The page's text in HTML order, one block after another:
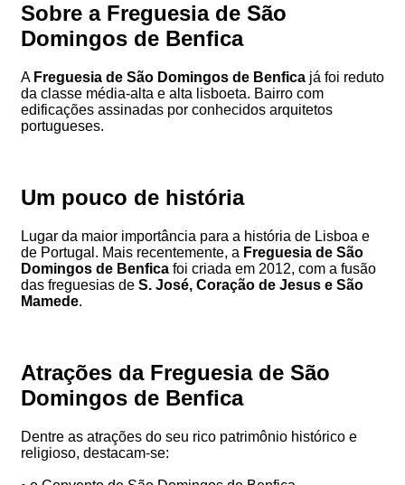
Sobre a Freguesia de São
Domingos de Benfica
A Freguesia de São Domingos de Benfica já foi reduto
da classe média-alta e alta lisboeta. Bairro com
edificações assinadas por conhecidos arquitetos
portugueses.
Um pouco de história
Lugar da maior importância para a história de Lisboa e
de Portugal. Mais recentemente, a Freguesia de São
Domingos de Benfica foi criada em 2012, com a fusão
das freguesias de S. José, Coração de Jesus e São
Mamede.
Atrações da Freguesia de São
Domingos de Benfica
Dentre as atrações do seu rico patrimônio histórico e
religioso, destacam-se: